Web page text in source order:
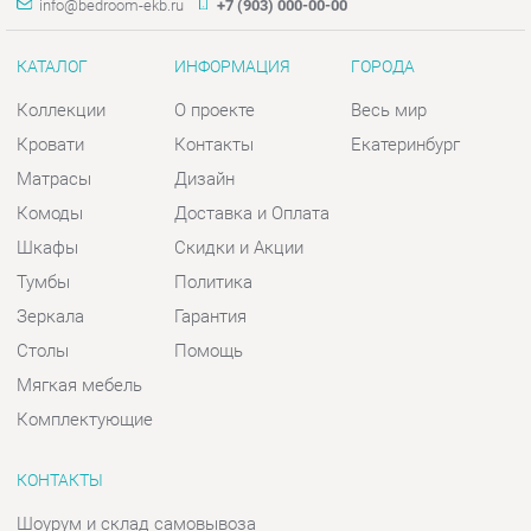
Комоды
Тумбы
Зеркала
Столы
Мягкая мебель
Комплектующие
Доставка и Оплата
Политика
Гарантия
Помощь
Шоурум и склад самовывоза
Адрес: г. Екатеринбург, пер.
Базовый, 47
Телефон: +7 (903) 000-00-00
Пн - Пт:10:00 - 18:00 (GMT+5)